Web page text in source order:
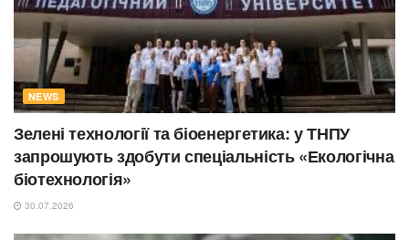
NEWS
Зелені технології та біоенергетика: у ТНПУ
запрошують здобути спеціальність «Екологічна
біотехнологія»
30.07.2026